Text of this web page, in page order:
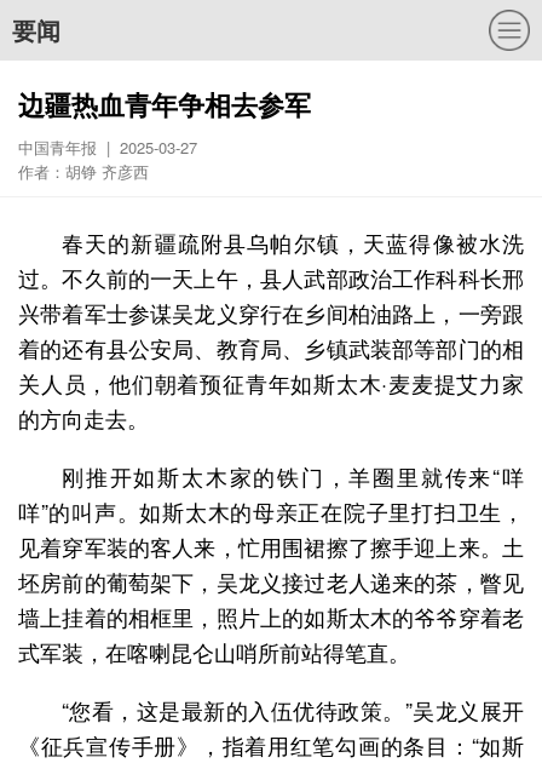
要闻
边疆热血青年争相去参军
中国青年报 | 2025-03-27
作者：胡铮 齐彦西
春天的新疆疏附县乌帕尔镇，天蓝得像被水洗
过。不久前的一天上午，县人武部政治工作科科长邢
兴带着军士参谋吴龙义穿行在乡间柏油路上，一旁跟
着的还有县公安局、教育局、乡镇武装部等部门的相
关人员，他们朝着预征青年如斯太木·麦麦提艾力家
的方向走去。
刚推开如斯太木家的铁门，羊圈里就传来“咩
咩”的叫声。如斯太木的母亲正在院子里打扫卫生，
见着穿军装的客人来，忙用围裙擦了擦手迎上来。土
坯房前的葡萄架下，吴龙义接过老人递来的茶，瞥见
墙上挂着的相框里，照片上的如斯太木的爷爷穿着老
式军装，在喀喇昆仑山哨所前站得笔直。
“您看，这是最新的入伍优待政策。”吴龙义展开
《征兵宣传手册》，指着用红笔勾画的条目：“如斯